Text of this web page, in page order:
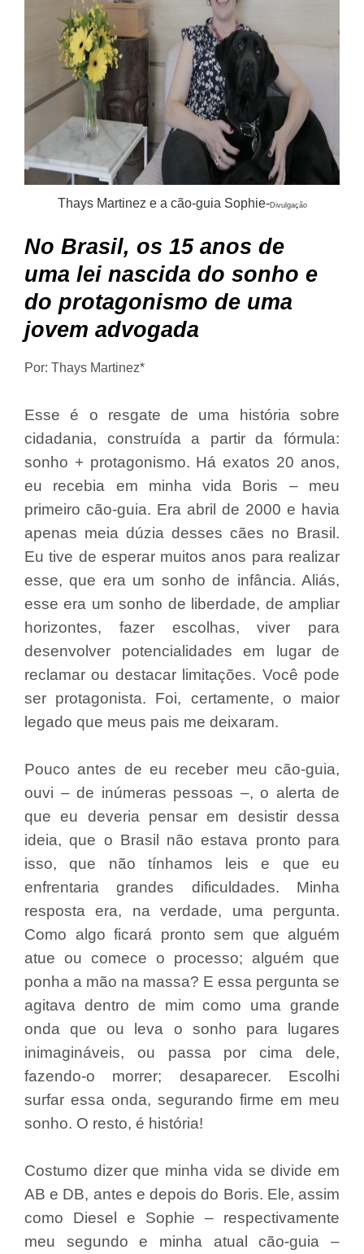
Thays Martinez e a cão-guia Sophie-Divulgação
No Brasil, os 15 anos de
uma lei nascida do sonho e
do protagonismo de uma
jovem advogada
Por: Thays Martinez*
Esse é o resgate de uma história sobre
cidadania, construída a partir da fórmula:
sonho + protagonismo. Há exatos 20 anos,
eu recebia em minha vida Boris – meu
primeiro cão-guia. Era abril de 2000 e havia
apenas meia dúzia desses cães no Brasil.
Eu tive de esperar muitos anos para realizar
esse, que era um sonho de infância. Aliás,
esse era um sonho de liberdade, de ampliar
horizontes, fazer escolhas, viver para
desenvolver potencialidades em lugar de
reclamar ou destacar limitações. Você pode
ser protagonista. Foi, certamente, o maior
legado que meus pais me deixaram.
Pouco antes de eu receber meu cão-guia,
ouvi – de inúmeras pessoas –, o alerta de
que eu deveria pensar em desistir dessa
ideia, que o Brasil não estava pronto para
isso, que não tínhamos leis e que eu
enfrentaria grandes dificuldades. Minha
resposta era, na verdade, uma pergunta.
Como algo ficará pronto sem que alguém
atue ou comece o processo; alguém que
ponha a mão na massa? E essa pergunta se
agitava dentro de mim como uma grande
onda que ou leva o sonho para lugares
inimagináveis, ou passa por cima dele,
fazendo-o morrer; desaparecer. Escolhi
surfar essa onda, segurando firme em meu
sonho. O resto, é história!
Costumo dizer que minha vida se divide em
AB e DB, antes e depois do Boris. Ele, assim
como Diesel e Sophie – respectivamente
meu segundo e minha atual cão-guia –